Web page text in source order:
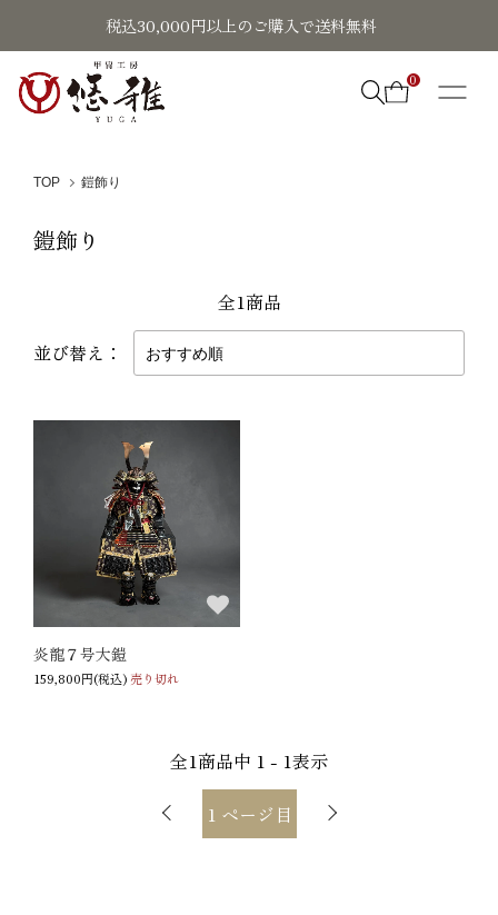
税込30,000円以上のご購入で送料無料
0
TOP 鎧飾り
鎧飾り
全1商品
並び替え：
炎龍７号大鎧
159,800円(税込) 売り切れ
全1商品中 1 - 1表示
1 ページ目